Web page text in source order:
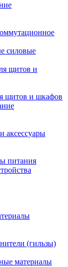
силовые
щитов и
щитов и шкафов
аксессуары
питания
(гильзы)
материалы